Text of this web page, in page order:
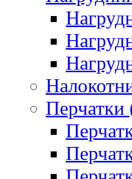
Перчатки